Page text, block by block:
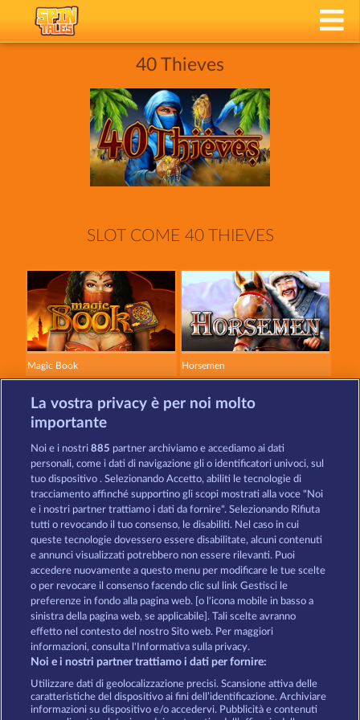
40 Thieves
SLOT COME 40 THIEVES
Magic Book Horsemen
Gates of Persia Palace of Treasures
Termini e condizioni
Informativa sulla privacy Note legali
Società FAQ Programma di affiliazione
Facebook
Invia richiesta di recesso
La vostra privacy è per noi molto
importante
Noi e i nostri885 partner archiviamo e accediamo ai dati
personali, come i dati di navigazione gli o identificatori univoci, sul
tuo dispositivo . Selezionando Accetto, abiliti le tecnologie di
tracciamento affinché supportino gli scopi mostrati alla voce "Noi
e i nostri partner trattiamo i dati da fornire". Selezionando Rifiuta
tutti o revocando il tuo consenso, le disabiliti. Nel caso in cui
queste tecnologie dovessero essere disabilitate, alcuni contenuti
e annunci visualizzati potrebbero non essere rilevanti. Puoi
accedere nuovamente a questo menu per modificare le tue scelte
o per revocare il consenso facendo clic sul link Gestisci le
preferenze in fondo alla pagina web. [o l'icona mobile in basso a
sinistra della pagina web, se applicabile]. Tali scelte avranno
effetto nel contesto del nostro Sito web. Per maggiori
informazioni, consulta l'Informativa sulla privacy.
Noi e i nostri partner trattiamo i dati per fornire:
Utilizzare dati di geolocalizzazione precisi. Scansione attiva delle
caratteristiche del dispositivo ai fini dell’identificazione. Archiviare
informazioni su dispositivo e/o accedervi. Pubblicità e contenuti